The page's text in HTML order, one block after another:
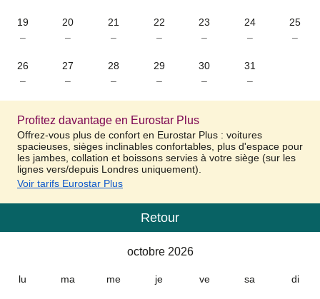
19
–
20
–
21
–
22
–
23
–
24
–
25
–
26
–
27
–
28
–
29
–
30
–
31
–
Profitez davantage en Eurostar Plus
Offrez-vous plus de confort en Eurostar Plus : voitures
spacieuses, sièges inclinables confortables, plus d'espace pour
les jambes, collation et boissons servies à votre siège (sur les
lignes vers/depuis Londres uniquement).
Voir tarifs Eurostar Plus
Calendrier
Retour
octobre 2026
lu ma me je ve sa di